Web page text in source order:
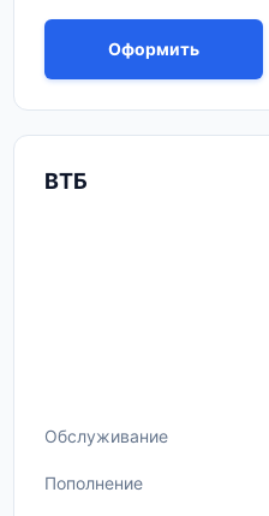
Оформить
ВТБ
Обслуживание
Пополнение